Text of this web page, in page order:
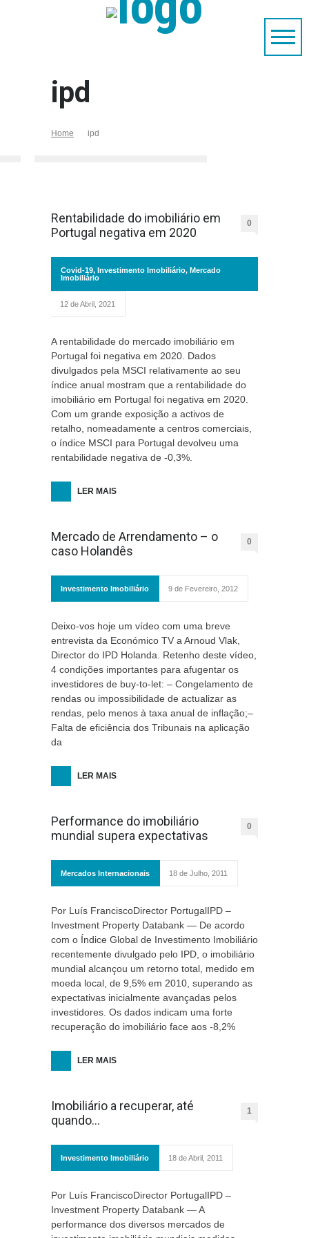
ipd
Home ipd
Rentabilidade do imobiliário em
Portugal negativa em 2020
0
Covid-19, Investimento Imobiliário, Mercado
Imobiliário
12 de Abril, 2021
A rentabilidade do mercado imobiliário em
Portugal foi negativa em 2020. Dados
divulgados pela MSCI relativamente ao seu
índice anual mostram que a rentabilidade do
imobiliário em Portugal foi negativa em 2020.
Com um grande exposição a activos de
retalho, nomeadamente a centros comerciais,
o índice MSCI para Portugal devolveu uma
rentabilidade negativa de -0,3%.
LER MAIS
Mercado de Arrendamento – o
caso Holandês
0
Investimento Imobiliário 9 de Fevereiro, 2012
Deixo-vos hoje um vídeo com uma breve
entrevista da Económico TV a Arnoud Vlak,
Director do IPD Holanda. Retenho deste vídeo,
4 condições importantes para afugentar os
investidores de buy-to-let: – Congelamento de
rendas ou impossibilidade de actualizar as
rendas, pelo menos à taxa anual de inflação;–
Falta de eficiência dos Tribunais na aplicação
da
LER MAIS
Performance do imobiliário
mundial supera expectativas
0
Mercados Internacionais 18 de Julho, 2011
Por Luís FranciscoDirector PortugalIPD –
Investment Property Databank — De acordo
com o Índice Global de Investimento Imobiliário
recentemente divulgado pelo IPD, o imobiliário
mundial alcançou um retorno total, medido em
moeda local, de 9,5% em 2010, superando as
expectativas inicialmente avançadas pelos
investidores. Os dados indicam uma forte
recuperação do imobiliário face aos -8,2%
LER MAIS
Imobiliário a recuperar, até
quando…
1
Investimento Imobiliário 18 de Abril, 2011
Por Luís FranciscoDirector PortugalIPD –
Investment Property Databank — A
performance dos diversos mercados de